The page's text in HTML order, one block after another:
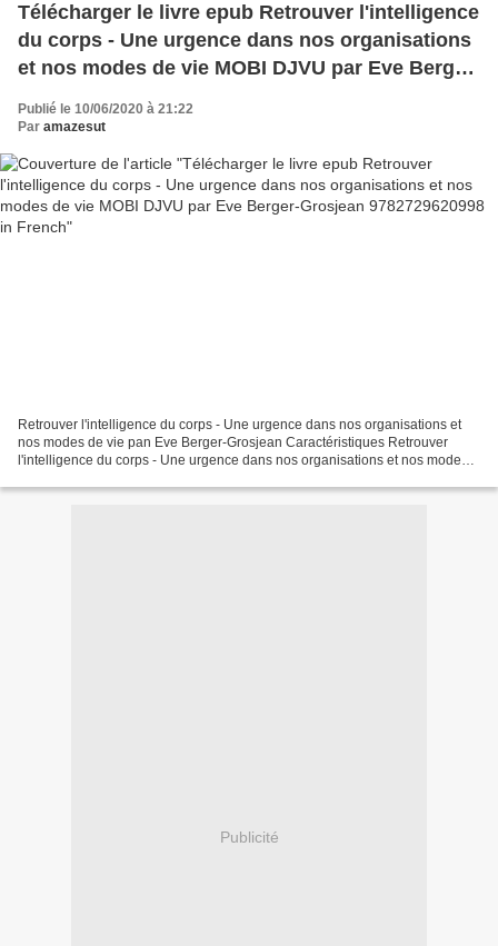
Télécharger le livre epub Retrouver l'intelligence
du corps - Une urgence dans nos organisations
et nos modes de vie MOBI DJVU par Eve Berger-
Grosjean 9782729620998 in French
Publié le 10/06/2020 à 21:22
Par amazesut
Retrouver l'intelligence du corps - Une urgence dans nos organisations et
nos modes de vie pan Eve Berger-Grosjean Caractéristiques Retrouver
l'intelligence du corps - Une urgence dans nos organisations et nos modes
Publicité